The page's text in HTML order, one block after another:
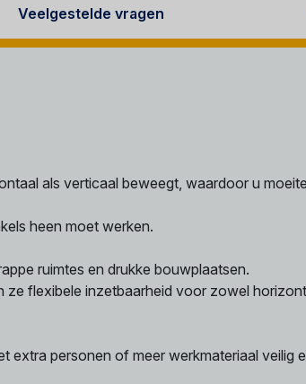
Veelgestelde vragen
als verticaal beweegt, waardoor u
heen moet werken.
ruimtes en drukke bouwplaatsen.
flexibele inzetbaarheid voor zowel
personen of meer werkmateriaal veilig